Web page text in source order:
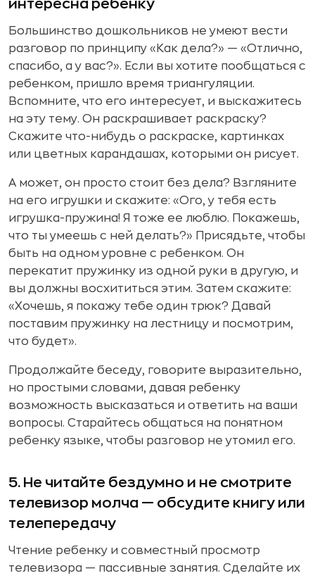
интересна ребенку
Большинство дошкольников не умеют вести
разговор по принципу «Как дела?» — «Отлично,
спасибо, а у вас?». Если вы хотите пообщаться с
ребенком, пришло время триангуляции.
Вспомните, что его интересует, и выскажитесь
на эту тему. Он раскрашивает раскраску?
Скажите что-нибудь о раскраске, картинках
или цветных карандашах, которыми он рисует.
А может, он просто стоит без дела? Взгляните
на его игрушки и скажите: «Ого, у тебя есть
игрушка-пружина! Я тоже ее люблю. Покажешь,
что ты умеешь с ней делать?» Присядьте, чтобы
быть на одном уровне с ребенком. Он
перекатит пружинку из одной руки в другую, и
вы должны восхититься этим. Затем скажите:
«Хочешь, я покажу тебе один трюк? Давай
поставим пружинку на лестницу и посмотрим,
что будет».
Продолжайте беседу, говорите выразительно,
но простыми словами, давая ребенку
возможность высказаться и ответить на ваши
вопросы. Старайтесь общаться на понятном
ребенку языке, чтобы разговор не утомил его.
5. Не читайте бездумно и не смотрите
телевизор молча — обсудите книгу или
телепередачу
Чтение ребенку и совместный просмотр
телевизора — пассивные занятия. Сделайте их